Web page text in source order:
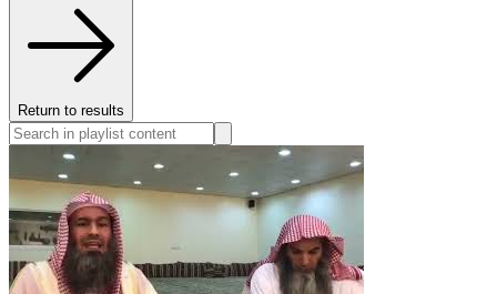
Return to results